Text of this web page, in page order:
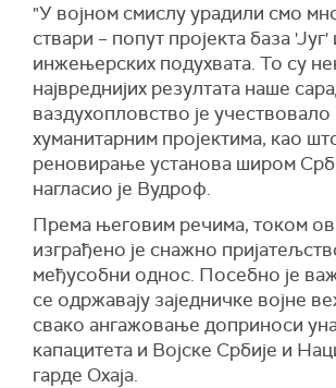
"У војном смислу урадили смо
ствари – попут пројекта база 'Југ'
инжењерских подухвата. То су
највреднијих резултата наше
ваздухопловство је учествовало
хуманитарним пројектима, као
реновирање установа широм
нагласио је Вудроф.
Према његовим речима, током
изграђено је снажно
међусобни однос. Посебно је
се одржавају заједничке војне
свако ангажовање доприноси
капацитета и Војске Србије и
гарде Охаја.